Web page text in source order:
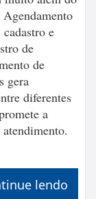
e
de
de
gera
diferentes
a
lendo